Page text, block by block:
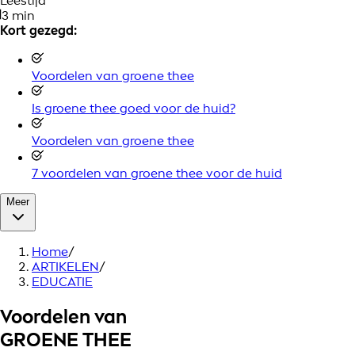
3 min
Kort gezegd:
Voordelen van groene thee
Is groene thee goed voor de huid?
Voordelen van groene thee
7 voordelen van groene thee voor de huid
Meer
Home/
ARTIKELEN/
EDUCATIE
Voordelen van
GROENE THEE